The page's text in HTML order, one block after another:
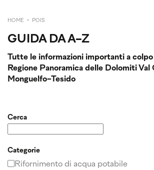
HOME POIS
GUIDA DA A-Z
Tutte le informazioni importanti a
Regione Panoramica delle Dolomiti Val
Monguelfo-Tesido
Cerca
Categorie
Rifornimento di acqua potabile